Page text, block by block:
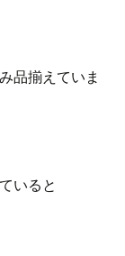
品揃えていま
いると